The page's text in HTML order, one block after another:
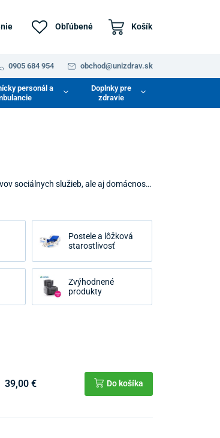
Obľúbené Košík
0905 684 954 obchod@unizdrav.sk
personál a
Doplnky pre
zdravie
sociálnych služieb, ale aj domácností,
uľahčuje manipuláciu
Postele a lôžková
starostlivosť
Zvýhodnené
produkty
39,00 € Do košíka